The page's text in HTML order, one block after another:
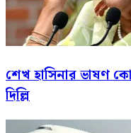
শেখ হাসিনার ভাষণ
দিল্লি